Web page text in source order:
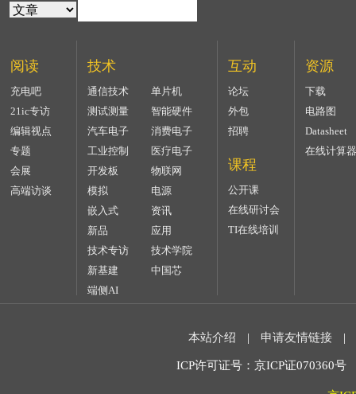
阅读
充电吧
21ic专访
编辑视点
专题
会展
高端访谈
技术
通信技术
单片机
测试测量
智能硬件
汽车电子
消费电子
工业控制
医疗电子
开发板
物联网
模拟
电源
嵌入式
资讯
新品
应用
技术专访
技术学院
新基建
中国芯
端侧AI
互动
论坛
外包
招聘
课程
公开课
在线研讨会
TI在线培训
资源
下载
电路图
Datasheet
在线计算器
本站介绍 | 申请友情链接 |
ICP许可证号：京ICP证070360